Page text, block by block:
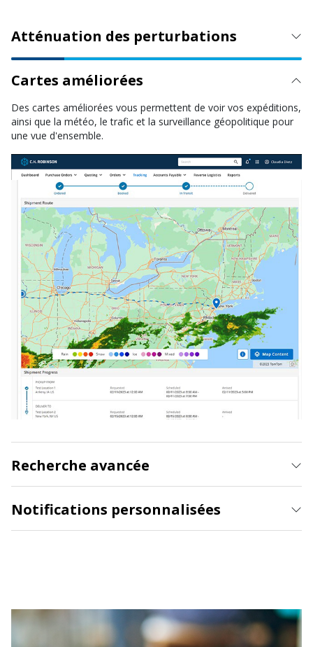
Atténuation des perturbations
Cartes améliorées
Des cartes améliorées vous permettent de voir vos expéditions,
ainsi que la météo, le trafic et la surveillance géopolitique pour
une vue d'ensemble.
Recherche avancée
Notifications personnalisées